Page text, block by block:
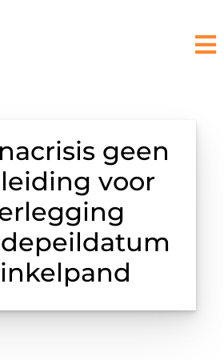
geen
voor